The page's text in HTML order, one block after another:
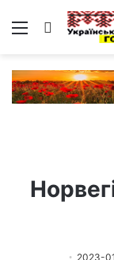
Меню Пошук
2023-